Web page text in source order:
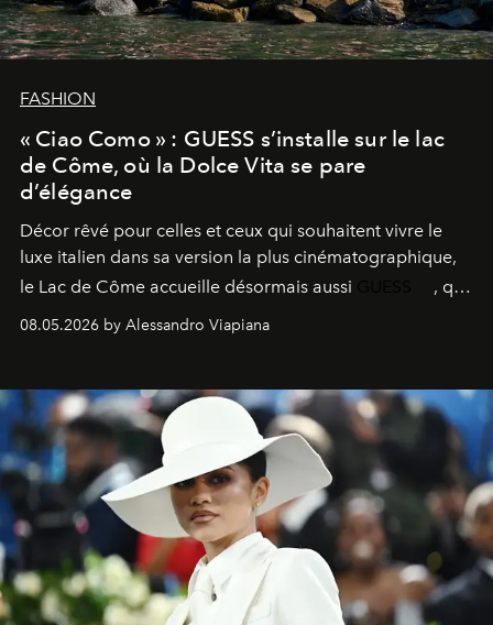
FASHION
« Ciao Como » : GUESS s’installe sur le lac
de Côme, où la Dolce Vita se pare
d’élégance
Décor rêvé pour celles et ceux qui souhaitent vivre le
luxe italien dans sa version la plus cinématographique,
le Lac de Côme accueille désormais aussi
, qui
signe un takeover entre boutiques, hôtels, bateaux et
fragrances. L’une des opérations de style les plus
08.05.2026 by Alessandro Viapiana